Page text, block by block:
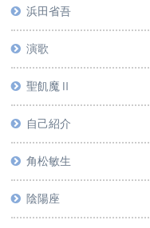
浜田省吾
演歌
聖飢魔Ⅱ
自己紹介
角松敏生
陰陽座